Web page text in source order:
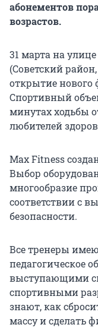
абонементов
возрастов.
31 марта на
(Советский
открытие нового
Спортивный
минутах ходьбы
любителей
Max Fitness
Выбор
многообразие
соответствии с
безопасности.
Все тренеры
педагогическое
выступающими
спортивными
знают, как
массу и сделать